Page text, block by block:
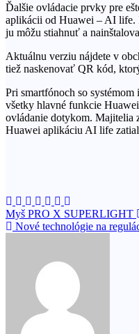
Ďalšie ovládacie prvky pre
aplikácii od Huawei – AI life.
ju môžu stiahnuť a
Aktuálnu verziu nájdete v
tiež naskenovať QR kód,
Pri smartfónoch so
všetky hlavné funkcie
ovládanie dotykom. Majitelia
Huawei aplikáciu AI life
Navigácia
v
Myš PRO X SUPERLIGHT
Nové technológie na